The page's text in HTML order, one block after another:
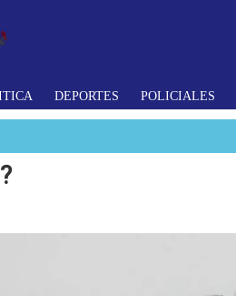
DEPORTES POLICIALES